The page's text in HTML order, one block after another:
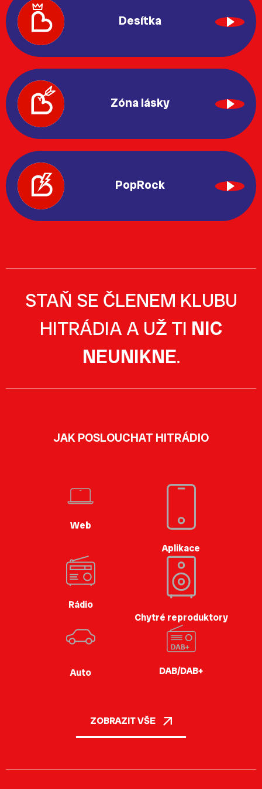
Desítka
Zóna lásky
PopRock
STAŇ SE ČLENEM KLUBU
HITRÁDIA A UŽ TI NIC
NEUNIKNE.
JAK POSLOUCHAT HITRÁDIO
Web
Aplikace
Rádio
Chytré reproduktory
Auto DAB/DAB+
ZOBRAZIT VŠE